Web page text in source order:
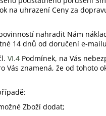
na uhrazení Ceny za
nahradit Nám
14 dnů od doručení e-
VI.4 Podmínek, na Vás
znamená, že od tohoto
Zboží dodat;